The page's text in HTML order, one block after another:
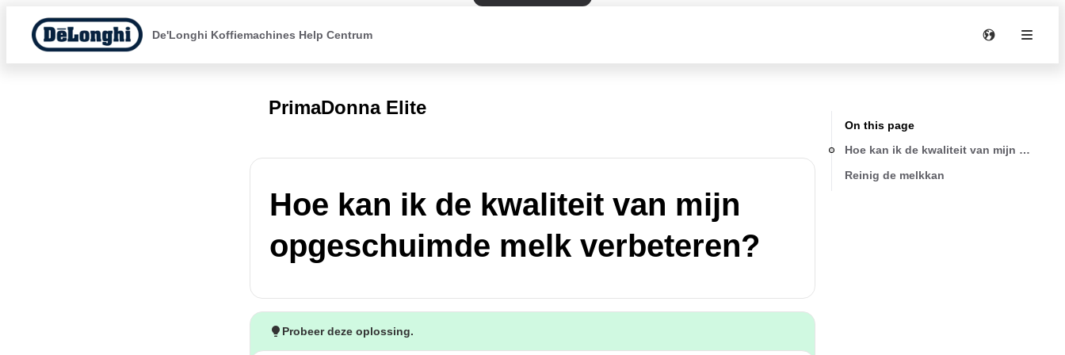
De'Longhi Koffiemachines Help Centrum
PrimaDonna Elite
Hoe kan ik de kwaliteit van mijn
opgeschuimde melk verbeteren?
Probeer deze oplossing.
On this page
Hoe kan ik de kwaliteit van mijn
Reinig de melkkan